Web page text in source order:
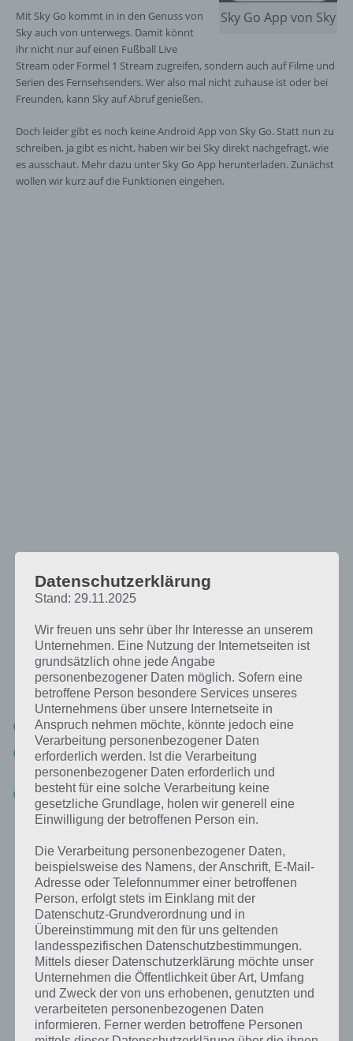
Sky Go App von Sky
Mit Sky Go kommt in in den Genuss von
Sky auch von unterwegs. Damit könnt
ihr nicht nur auf einen Fußball Live
Stream oder Formel 1 Stream zugreifen, sondern auch auf Filme und
Serien des Fernsehsenders. Wer also mal nicht zuhause ist oder bei
Freunden, kann Sky auf Abruf genießen.
Doch leider gibt es noch keine Android App von Sky Go. Statt nun zu
schreiben, ja gibt es nicht, haben wir bei Sky direkt nachgefragt, wie
es ausschaut. Mehr dazu unter Sky Go App herunterladen. Zunächst
wollen wir kurz auf die Funktionen eingehen.
Funktionen von Sky Go
Wie bereits kurz beschrieben könnt ihr Sky mit Sky Go auch von
unterwegs aus nutzen. Die Nutzung ist ganz einfach und es stehen
verschiedene Geräte zur Verfügung, wo der Service genutzt werden
kann:
Auf dem eigenen Computer via Browser auf skygo.de
Durch die Sky Go App für iPhone und iPad (in Kürze auch
Android)
Über die Xbox 360 mit der Sky Go App für Xbox Live
ihr nun eure Kundennummer und die Sky PIN eingeben (diese solltet
ihr immer dabeihaben). Und schon erhaltet ihr den Zugriff auf
aktuelle Blockbuster, einen Fußball Live Stream und weiteren
Sportereignissen bei Sky.
Aktuelle Blockbuster bei Sky Go
Je nachdem was für ein Paket ihr euch gesichert habt, stehen euch
die zahlreichen Angebote zur Verfügung. Im Bereich Filme und Serien
erhaltet ihr so aktuelle Blockbuster und Serien aus den USA zum
Anschauen. Auch weitere Programminhalte könnt ihr hierbüber
Datenschutzerklärung
Stand: 29.11.2025
Wir freuen uns sehr über Ihr Interesse an unserem
Unternehmen. Eine Nutzung der Internetseiten ist
grundsätzlich ohne jede Angabe
personenbezogener Daten möglich. Sofern eine
betroffene Person besondere Services unseres
Unternehmens über unsere Internetseite in
Anspruch nehmen möchte, könnte jedoch eine
Verarbeitung personenbezogener Daten
erforderlich werden. Ist die Verarbeitung
personenbezogener Daten erforderlich und
besteht für eine solche Verarbeitung keine
gesetzliche Grundlage, holen wir generell eine
Einwilligung der betroffenen Person ein.
Die Verarbeitung personenbezogener Daten,
beispielsweise des Namens, der Anschrift, E-Mail-
Adresse oder Telefonnummer einer betroffenen
Person, erfolgt stets im Einklang mit der
Datenschutz-Grundverordnung und in
Übereinstimmung mit den für uns geltenden
landesspezifischen Datenschutzbestimmungen.
Mittels dieser Datenschutzerklärung möchte unser
Unternehmen die Öffentlichkeit über Art, Umfang
und Zweck der von uns erhobenen, genutzten und
verarbeiteten personenbezogenen Daten
informieren. Ferner werden betroffene Personen